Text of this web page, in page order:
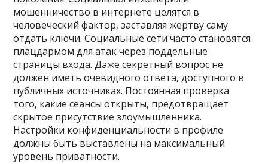
мошенничество в интернете целятся в
человеческий фактор‚ заставляя жертву саму
отдать ключи. Социальные сети часто становятся
плацдармом для атак через поддельные
страницы входа. Даже секретный вопрос не
должен иметь очевидного ответа‚ доступного в
публичных источниках. Постоянная проверка
того‚ какие сеансы открыты‚ предотвращает
скрытое присутствие злоумышленника.
Настройки конфиденциальности в профиле
должны быть выставлены на максимальный
уровень приватности.